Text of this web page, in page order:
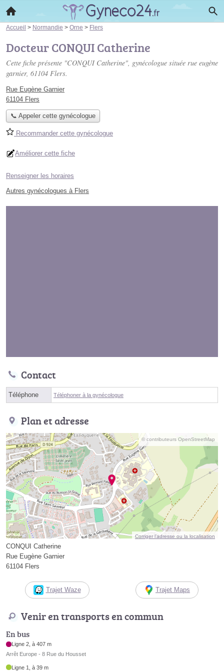
Accueil > Normandie > Orne > Flers
Docteur CONQUI Catherine
Cette fiche présente "CONQUI Catherine", gynécologue située rue eugène
garnier, 61104 Flers.
Rue Eugène Garnier
61104 Flers
📞 Appeler cette gynécologue
Recommander cette gynécologue
Améliorer cette fiche
Renseigner les horaires
Autres gynécologues à Flers
Contact
Téléphone Téléphoner à la gynécologue
Plan et adresse
© contributeurs OpenStreetMap
Corriger l’adresse ou la localisation
CONQUI Catherine
Rue Eugène Garnier
61104 Flers
Trajet Waze Trajet Maps
Venir en transports en commun
En bus
Ligne 2, à 407 m
Arrêt Europe - 8 Rue du Housset
Ligne 1, à 39 m